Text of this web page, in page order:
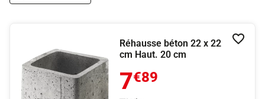
Réhausse béton 22 x 22
cm Haut. 20 cm
7€89